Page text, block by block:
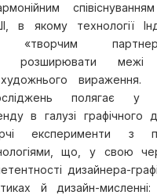
в якому технології
«творчим
розширювати межі
художнього вираження.
полягає у
в галузі графічного
експерименти з
що, у свою
дизайнера-
й дизайн-